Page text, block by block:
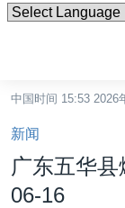
碍
链
接
跳
转
中国时间 15:53 2026
新闻
广东五华
06-16